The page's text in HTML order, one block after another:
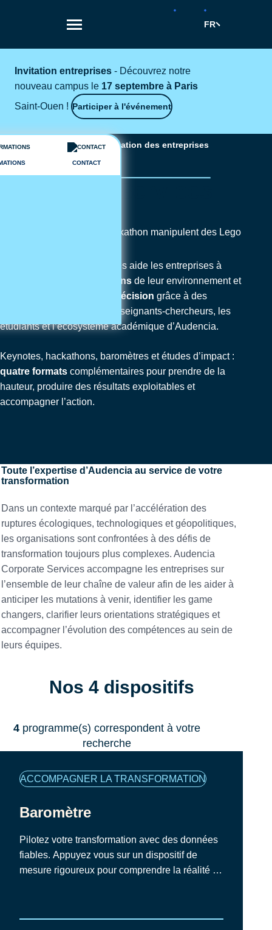
FR
Invitation entreprises - Découvrez notre
nouveau campus le 17 septembre à Paris
Saint-Ouen ! Participer à l'événement
CONTACT
Accompagner la transformation des entreprises
Audencia
Audencia Corporate Services aide les entreprises à
anticiper les transformations de leur environnement et
éclairer leurs prises de décision grâce à des
dispositifs nourris par les enseignants-chercheurs, les
étudiants et l’écosystème académique d’Audencia.
Keynotes, hackathons, baromètres et études d’impact :
quatre formats complémentaires pour prendre de la
hauteur, produire des résultats exploitables et
accompagner l’action.
Toute l’expertise d’Audencia au service de votre
transformation
Dans un contexte marqué par l’accélération des
ruptures écologiques, technologiques et géopolitiques,
les organisations sont confrontées à des défis de
transformation toujours plus complexes. Audencia
Corporate Services accompagne les entreprises sur
l’ensemble de leur chaîne de valeur afin de les aider à
anticiper les mutations à venir, identifier les game
changers, clarifier leurs orientations stratégiques et
accompagner l’évolution des compétences au sein de
leurs équipes.
Nos 4 dispositifs
4 programme(s) correspondent à votre
recherche
Famille
programmes
ACCOMPAGNER LA TRANSFORMATION
Baromètre
Pilotez votre transformation avec des données
fiables. Appuyez vous sur un dispositif de
mesure rigoureux pour comprendre la réalité de